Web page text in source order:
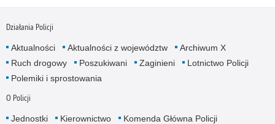
Działania Policji
Aktualności Aktualności z województw
Archiwum X
Ruch drogowy
Poszukiwani Zaginieni
Lotnictwo Policji
Polemiki i sprostowania
O Policji
Jednostki Kierownictwo
Komenda Główna Policji